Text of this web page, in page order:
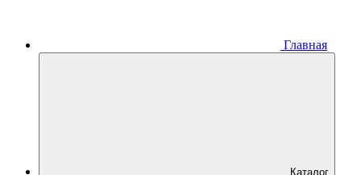
Главная
Каталог